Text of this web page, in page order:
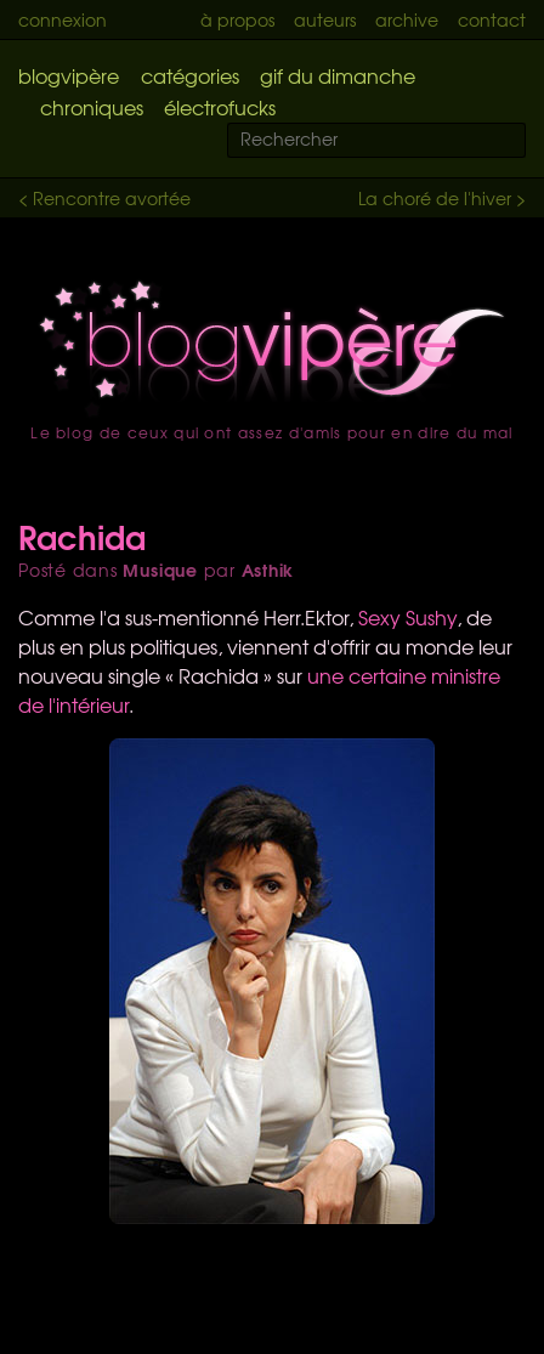
connexion à propos auteurs archive contact
blogvipère catégories
gif du dimanche
chroniques
électrofucks
La choré de l'hiver >
< Rencontre avortée
accueil
Le blog de ceux qui ont assez d'amis pour en dire du mal
Rachida
Posté dans Musique par Asthik
Comme l'a sus-mentionné Herr.Ektor,Sexy Sushy, de
plus en plus politiques, viennent d'offrir au monde leur
nouveau single « Rachida » sur une certaine ministre
de l'intérieur.